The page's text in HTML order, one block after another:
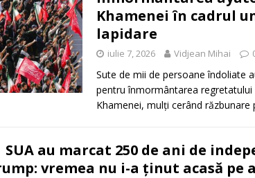
Khamenei în cadrul
lapidare
iulie 7, 2026 Vidjean Mihai
Sute de mii de persoane îndoliate
pentru înmormântarea
Khamenei, mulți cerând răzbunare
SUA au marcat 250 de ani de
vremea nu i-a ținut acasă pe